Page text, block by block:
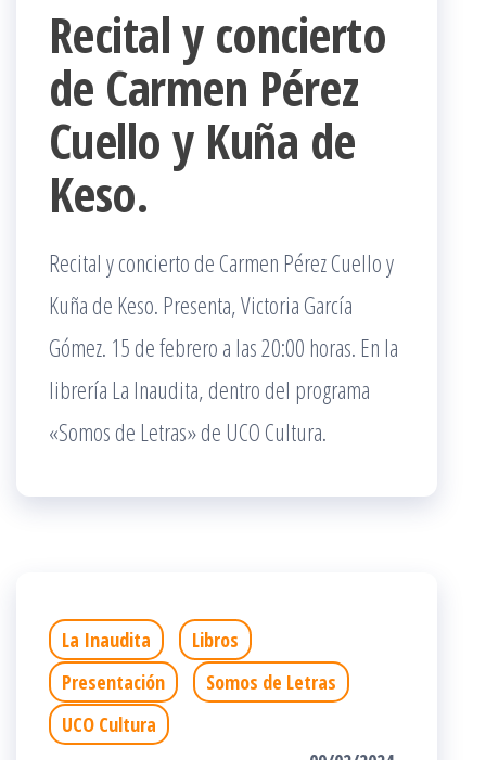
Recital y concierto
de Carmen Pérez
Cuello y Kuña de
Keso.
Recital y concierto de Carmen Pérez Cuello y
Kuña de Keso. Presenta, Victoria García
Gómez. 15 de febrero a las 20:00 horas. En la
librería La Inaudita, dentro del programa
«Somos de Letras» de UCO Cultura.
La Inaudita
Libros
Presentación
Somos de Letras
UCO Cultura